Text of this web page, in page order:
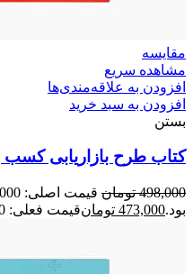
مقایسه
مشاهده سریع
افزودن به علاقه‌مندی‌ها
افزودن به سبد خرید
بستن
کتاب طرح بازاریابی
498,000 تومان
بود.473,000 تومانقیمت فعلی: 473,000 تومان.